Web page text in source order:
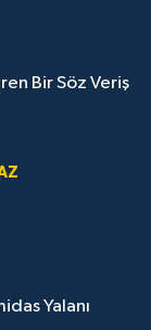
Bir Söz Veriş
Yalanı